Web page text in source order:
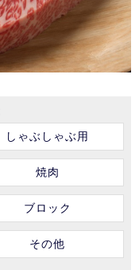
しゃぶしゃぶ用
焼肉
ブロック
その他